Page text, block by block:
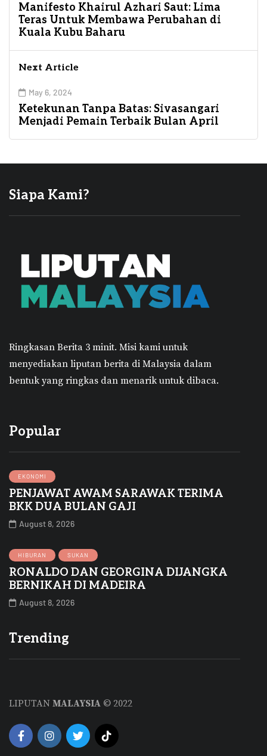
Manifesto Khairul Azhari Saut: Lima
Teras Untuk Membawa Perubahan di
Kuala Kubu Baharu
Next Article
May 6, 2024
Ketekunan Tanpa Batas: Sivasangari
Menjadi Pemain Terbaik Bulan April
Siapa Kami?
Ringkasan Berita 3 minit. Misi kami untuk
menyediakan liputan berita di Malaysia dalam
bentuk yang ringkas dan menarik untuk dibaca.
Popular
EKONOMI
PENJAWAT AWAM SARAWAK TERIMA
BKK DUA BULAN GAJI
August 8, 2026
HIBURAN SUKAN
RONALDO DAN GEORGINA DIJANGKA
BERNIKAH DI MADEIRA
August 8, 2026
Trending
LIPUTAN MALAYSIA © 2022